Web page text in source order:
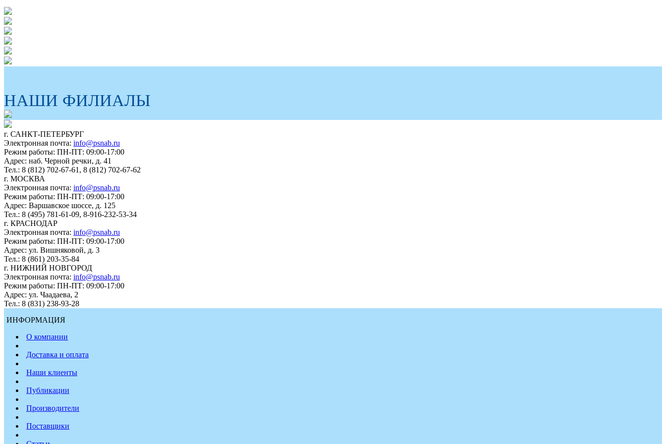
НАШИ ФИЛИАЛЫ
г. САНКТ-ПЕТЕРБУРГ
Электронная почта: info@psnab.ru
Режим работы: ПН-ПТ: 09:00-17:00
Адрес: наб. Черной речки, д. 41
Тел.: 8 (812) 702-67-61, 8 (812) 702-67-62
г. МОСКВА
Электронная почта: info@psnab.ru
Режим работы: ПН-ПТ: 09:00-17:00
Адрес: Варшавское шоссе, д. 125
Тел.: 8 (495) 781-61-09, 8-916-232-53-34
г. КРАСНОДАР
Электронная почта: info@psnab.ru
Режим работы: ПН-ПТ: 09:00-17:00
Адрес: ул. Вишняковой, д. 3
Тел.: 8 (861) 203-35-84
г. НИЖНИЙ НОВГОРОД
Электронная почта: info@psnab.ru
Режим работы: ПН-ПТ: 09:00-17:00
Адрес: ул. Чаадаева, 2
Тел.: 8 (831) 238-93-28
ИНФОРМАЦИЯ
О компании
Доставка и оплата
Наши клиенты
Публикации
Производители
Поставщики